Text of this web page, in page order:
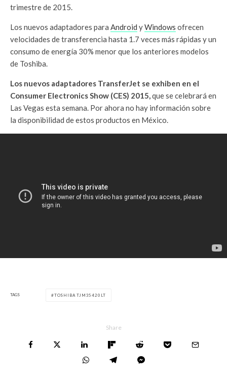
trimestre de 2015.
Los nuevos adaptadores para Android yWindows ofrecen
velocidades de transferencia hasta 1.7 veces más rápidas y un
consumo de energía 30% menor que los anteriores modelos
de Toshiba.
Los nuevos adaptadores TransferJet se exhiben en el
Consumer Electronics Show (CES) 2015,que se celebrará en
Las Vegas esta semana. Por ahora no hay información sobre
la disponibilidad de estos productos en México.
TAGS TOSHIBA TJM35420LT
Share